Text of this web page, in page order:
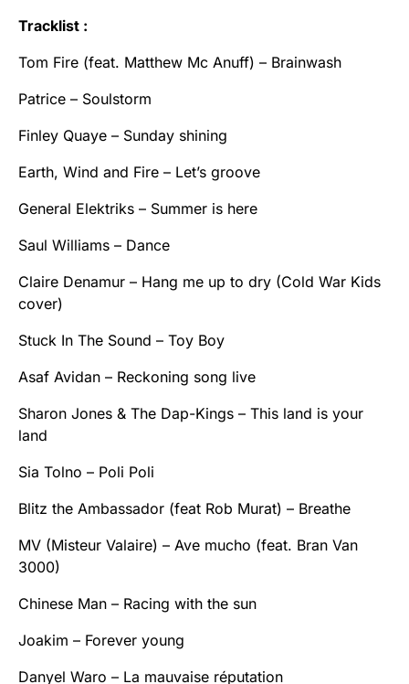
Tracklist :
Tom Fire (feat. Matthew Mc Anuff) – Brainwash
Patrice – Soulstorm
Finley Quaye – Sunday shining
Earth, Wind and Fire – Let’s groove
General Elektriks – Summer is here
Saul Williams – Dance
Claire Denamur – Hang me up to dry (Cold War Kids
cover)
Stuck In The Sound – Toy Boy
Asaf Avidan – Reckoning song live
Sharon Jones & The Dap-Kings – This land is your
land
Sia Tolno – Poli Poli
Blitz the Ambassador (feat Rob Murat) – Breathe
MV (Misteur Valaire) – Ave mucho (feat. Bran Van
3000)
Chinese Man – Racing with the sun
Joakim – Forever young
Danyel Waro – La mauvaise réputation